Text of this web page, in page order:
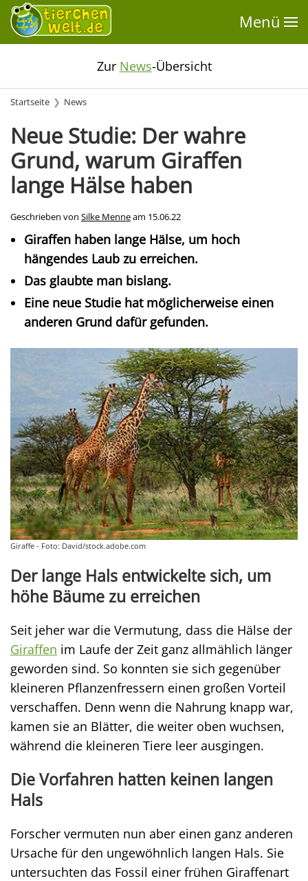
Menü
Zur News-Übersicht
Startseite News
Neue Studie: Der wahre
Grund, warum Giraffen
lange Hälse haben
Geschrieben von Silke Menneam 15.06.22
Giraffen haben lange Hälse, um hoch
hängendes Laub zu erreichen.
Das glaubte man bislang.
Eine neue Studie hat möglicherweise einen
anderen Grund dafür gefunden.
Giraffe - Foto: David/stock.adobe.com
Der lange Hals entwickelte sich, um
höhe Bäume zu erreichen
Seit jeher war die Vermutung, dass die Hälse der
Giraffen im Laufe der Zeit ganz allmählich länger
geworden sind. So konnten sie sich gegenüber
kleineren Pflanzenfressern einen großen Vorteil
verschaffen. Denn wenn die Nahrung knapp war,
kamen sie an Blätter, die weiter oben wuchsen,
während die kleineren Tiere leer ausgingen.
Die Vorfahren hatten keinen langen
Hals
Forscher vermuten nun aber einen ganz anderen
Ursache für den ungewöhnlich langen Hals. Sie
untersuchten das Fossil einer frühen Giraffenart